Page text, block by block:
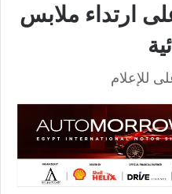
ارتداء ملابس
للإعلام